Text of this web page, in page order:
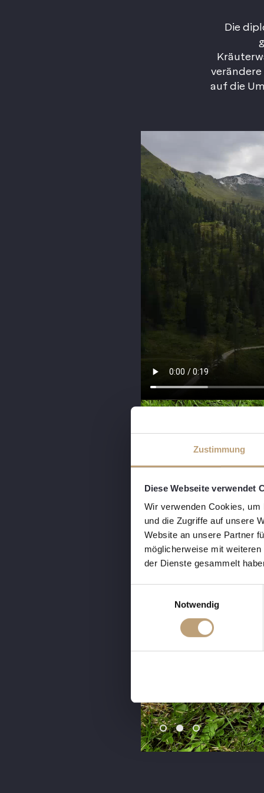
Zustimmung
Diese Webseite verwendet
Wir verwenden Cookies,
und die Zugriffe auf unsere
Website an unsere Partner
möglicherweise mit
der Dienste gesammelt
g
Notwendig
Die
auf die